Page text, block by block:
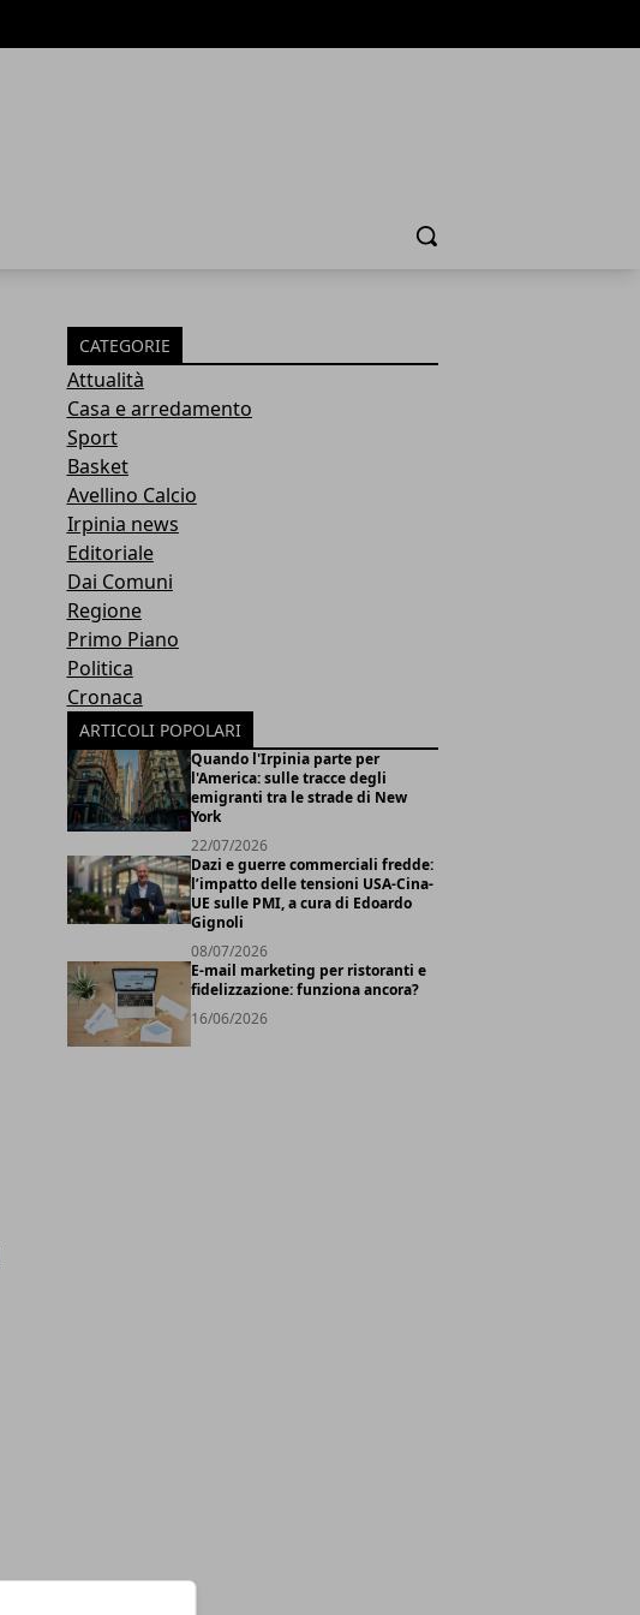
Cerca
CATEGORIE
Attualità
Casa e arredamento
Sport
Basket
Avellino Calcio
Irpinia news
Editoriale
Dai Comuni
Regione
Primo Piano
Politica
Cronaca
ARTICOLI POPOLARI
Quando l'Irpinia parte per
l'America: sulle tracce degli
emigranti tra le strade di New
York
22/07/2026
Dazi e guerre commerciali fredde:
l’impatto delle tensioni USA-Cina-
UE sulle PMI, a cura di Edoardo
Gignoli
08/07/2026
E-mail marketing per ristoranti e
fidelizzazione: funziona ancora?
16/06/2026